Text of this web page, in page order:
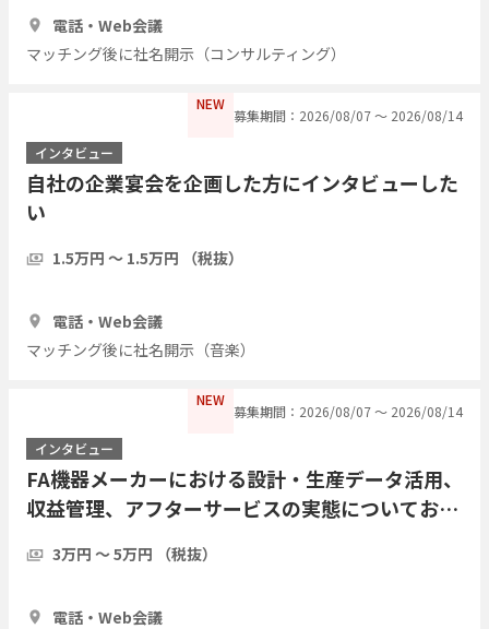
電話・Web会議
マッチング後に社名開示（コンサルティング）
NEW
募集期間：2026/08/07 〜 2026/08/14
インタビュー
自社の企業宴会を企画した方にインタビューした
い
1.5万円 〜 1.5万円 （税抜）
電話・Web会議
マッチング後に社名開示（音楽）
NEW
募集期間：2026/08/07 〜 2026/08/14
インタビュー
FA機器メーカーにおける設計・生産データ活用、
収益管理、アフターサービスの実態についてお伺
3万円 〜 5万円 （税抜）
電話・Web会議